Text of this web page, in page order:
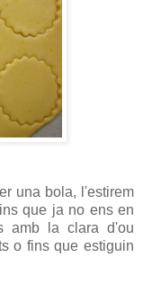
una bola, l'estirem
que ja no ens en
amb la clara d'ou
o fins que estiguin